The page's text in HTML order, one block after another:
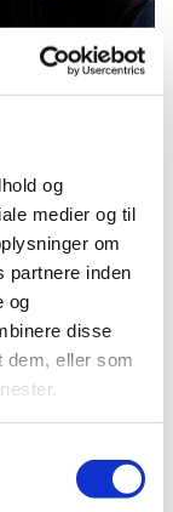
og
medier og til
om
partnere inden
og
disse
dem, eller som
- 17:00
115,
udenfor
med